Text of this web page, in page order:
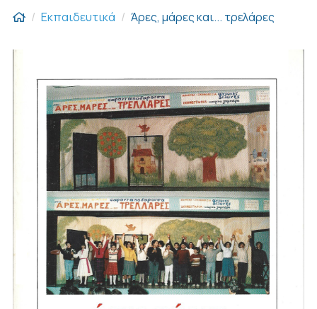
Εκπαιδευτικά Άρες, μάρες και... τρελάρες